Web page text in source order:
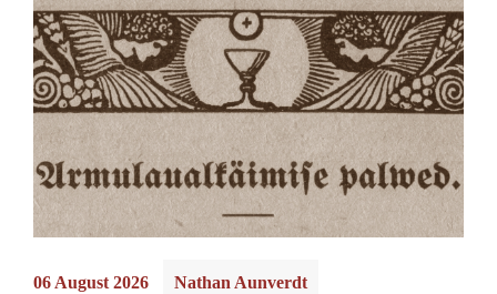
06 August 2026 Nathan Aunverdt